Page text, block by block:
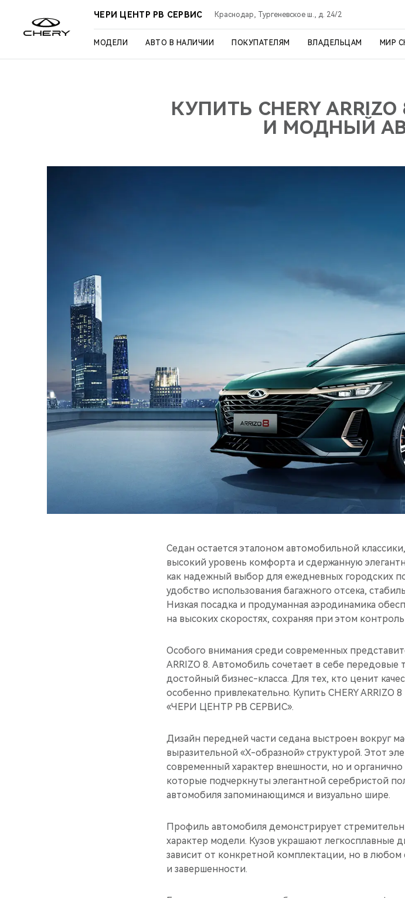
ЧЕРИ ЦЕНТР РВ СЕРВИС Краснодар, Тургеневское ш., д. 24/2
МОДЕЛИ АВТО В НАЛИЧИИ ПОКУПАТЕЛЯМ ВЛАДЕЛЬЦАМ МИР
КУПИТЬ CHERY
И МОДНЫЙ
Седан остается эталоном автомобильной
высокий уровень комфорта и сдержанную
как надежный выбор для ежедневных городских
удобство использования багажного отсека,
Низкая посадка и продуманная аэродинамика
на высоких скоростях, сохраняя при этом
Особого внимания среди современных
ARRIZO 8. Автомобиль сочетает в себе
достойный бизнес-класса. Для тех, кто ценит
особенно привлекательно. Купить CHERY
«ЧЕРИ ЦЕНТР РВ СЕРВИС».
Дизайн передней части седана выстроен вокруг
выразительной «Х-образной» структурой. Этот
современный характер внешности, но и
которые подчеркнуты элегантной серебристой
автомобиля запоминающимся и визуально шире.
Профиль автомобиля демонстрирует
характер модели. Кузов украшают
зависит от конкретной комплектации, но в
и завершенности.